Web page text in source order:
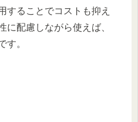
することでコストも抑え
に配慮しながら使えば、
す。